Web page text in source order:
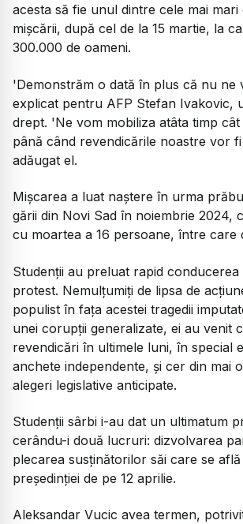
acesta să fie unul dintre cele mai
mișcării, după cel de la 15 martie, la
300.000 de oameni.
'Demonstrăm o dată în plus că nu ne
explicat pentru AFP Stefan Ivakovic,
drept. 'Ne vom mobiliza atâta timp
până când revendicările noastre vor
adăugat el.
Mișcarea a luat naștere în urma
gării din Novi Sad în noiembrie 2024,
cu moartea a 16 persoane, între care
Studenții au preluat rapid conducerea
protest. Nemulțumiți de lipsa de
populist în fața acestei tragedii
unei corupții generalizate, ei au venit
revendicări în ultimele luni, în special
anchete independente, și cer din mai
alegeri legislative anticipate.
Studenții sârbi i-au dat un ultimatum
cerându-i două lucruri: dizvolvarea
plecarea susținătorilor săi care se
președinției de pe 12 aprilie.
Aleksandar Vucic avea termen,